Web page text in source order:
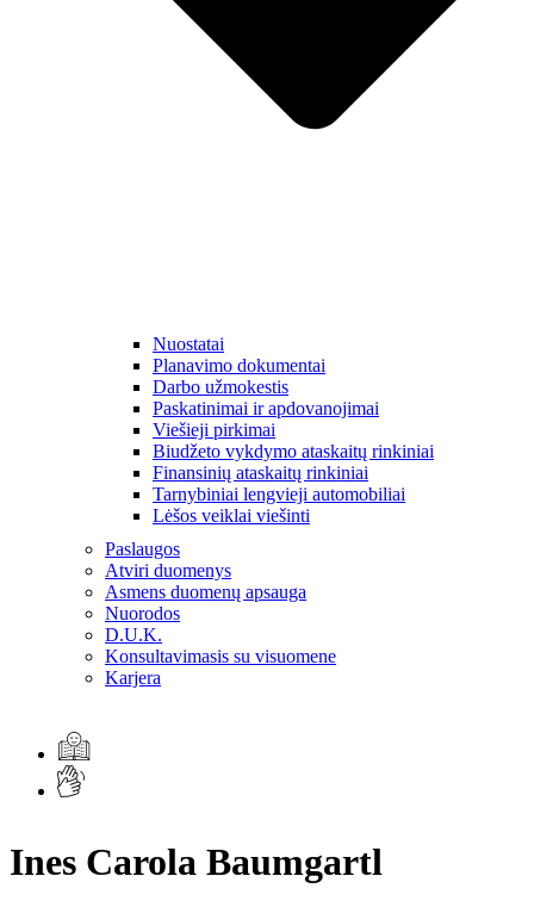
Nuostatai
Planavimo dokumentai
Darbo užmokestis
Paskatinimai ir apdovanojimai
Viešieji pirkimai
Biudžeto vykdymo ataskaitų rinkiniai
Finansinių ataskaitų rinkiniai
Tarnybiniai lengvieji automobiliai
Lėšos veiklai viešinti
Paslaugos
Atviri duomenys
Asmens duomenų apsauga
Nuorodos
D.U.K.
Konsultavimasis su visuomene
Karjera
Ines Carola Baumgartl